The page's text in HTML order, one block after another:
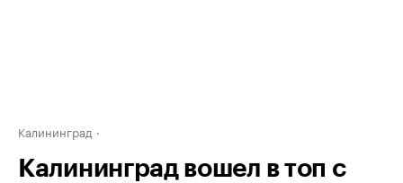
Калининград
Калининград вошел в топ с